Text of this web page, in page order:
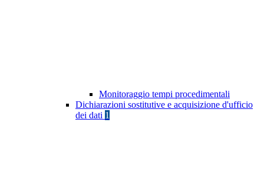
Monitoraggio tempi procedimentali
Dichiarazioni sostitutive e acquisizione d'ufficio
dei dati 1